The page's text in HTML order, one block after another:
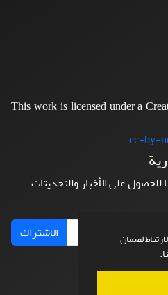
لضمان
This work is licensed under a
للحصول على الأخبار والتحديثات
الاشتراك